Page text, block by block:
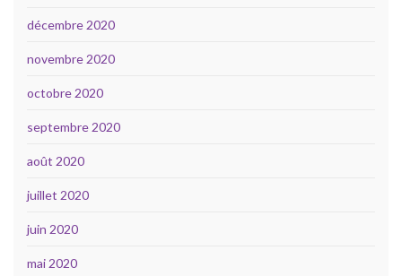
décembre 2020
novembre 2020
octobre 2020
septembre 2020
août 2020
juillet 2020
juin 2020
mai 2020